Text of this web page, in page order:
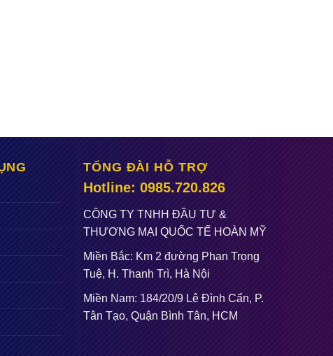
TỔNG ĐÀI HỖ TRỢ
Hotline: 0985.720.826
CÔNG TY TNHH ĐẦU TƯ &
THƯƠNG MẠI QUỐC TẾ HOÀN MỸ
Miền Bắc: Km 2 đường Phan Trọng
Tuệ, H. Thanh Trì, Hà Nội
Miền Nam: 184/20/9 Lê Đình Cẩn, P.
Tân Tạo, Quận Bình Tân, HCM